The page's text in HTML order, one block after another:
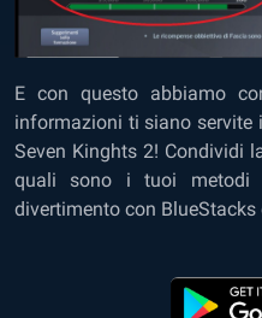
E con questo abbiamo
informazioni ti siano servite
Seven Kinghts 2! Condividi
quali sono i tuoi metodi
divertimento con